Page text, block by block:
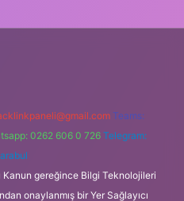
Teams:
0262 606 0 726 Telegram:
Kanun gereğince Bilgi Teknolojileri
onaylanmış bir Yer Sağlayıcı